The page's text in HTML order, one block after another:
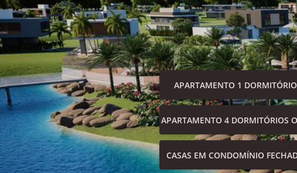
APARTAMENTO 1 DORMITÓRIO
APARTAMENTO 4 DORMITÓRIOS
CASAS EM CONDOMÍNIO